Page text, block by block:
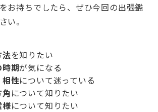
お持ちでしたら、ぜひ今回の出張鑑
い。
法を知りたい
時期が気になる
相性について迷っている
について知りたい
様について知りたい